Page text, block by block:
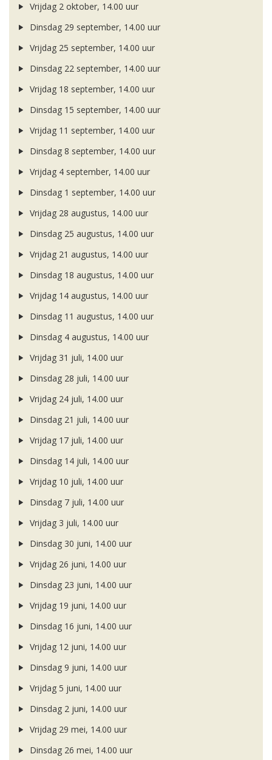
Vrijdag 2 oktober, 14.00 uur
Dinsdag 29 september, 14.00 uur
Vrijdag 25 september, 14.00 uur
Dinsdag 22 september, 14.00 uur
Vrijdag 18 september, 14.00 uur
Dinsdag 15 september, 14.00 uur
Vrijdag 11 september, 14.00 uur
Dinsdag 8 september, 14.00 uur
Vrijdag 4 september, 14.00 uur
Dinsdag 1 september, 14.00 uur
Vrijdag 28 augustus, 14.00 uur
Dinsdag 25 augustus, 14.00 uur
Vrijdag 21 augustus, 14.00 uur
Dinsdag 18 augustus, 14.00 uur
Vrijdag 14 augustus, 14.00 uur
Dinsdag 11 augustus, 14.00 uur
Dinsdag 4 augustus, 14.00 uur
Vrijdag 31 juli, 14.00 uur
Dinsdag 28 juli, 14.00 uur
Vrijdag 24 juli, 14.00 uur
Dinsdag 21 juli, 14.00 uur
Vrijdag 17 juli, 14.00 uur
Dinsdag 14 juli, 14.00 uur
Vrijdag 10 juli, 14.00 uur
Dinsdag 7 juli, 14.00 uur
Vrijdag 3 juli, 14.00 uur
Dinsdag 30 juni, 14.00 uur
Vrijdag 26 juni, 14.00 uur
Dinsdag 23 juni, 14.00 uur
Vrijdag 19 juni, 14.00 uur
Dinsdag 16 juni, 14.00 uur
Vrijdag 12 juni, 14.00 uur
Dinsdag 9 juni, 14.00 uur
Vrijdag 5 juni, 14.00 uur
Dinsdag 2 juni, 14.00 uur
Vrijdag 29 mei, 14.00 uur
Dinsdag 26 mei, 14.00 uur